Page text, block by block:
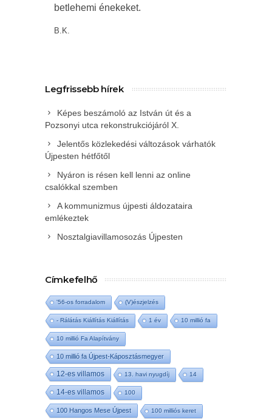
betlehemi énekeket.
B.K.
Legfrissebb hírek
Képes beszámoló az István út és a
Pozsonyi utca rekonstrukciójáról X.
Jelentős közlekedési változások várhatók
Újpesten hétfőtől
Nyáron is résen kell lenni az online
csalókkal szemben
A kommunizmus újpesti áldozataira
emlékeztek
Nosztalgiavillamosozás Újpesten
Címkefelhő
'56-os forradalom (V)észjelzés
- Rálátás Kiállítás Kiállítás 1 év 10 millió fa
10 millió Fa Alapítvány
10 millió fa Újpest-Káposztásmegyer
12-es villamos 13. havi nyugdíj 14
14-es villamos 100
100 Hangos Mese Újpest 100 milliós keret